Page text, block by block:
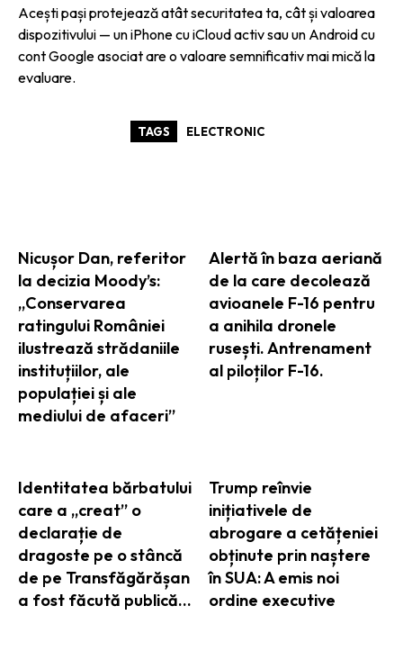
Nicușor Dan, referitor
la decizia Moody’s:
„Conservarea
ratingului României
ilustrează strădaniile
instituțiilor, ale
populației și ale
mediului de afaceri”
Alertă în baza aeriană
de la care decolează
avioanele F-16 pentru
a anihila dronele
rusești. Antrenament
al piloților F-16.
Identitatea bărbatului
care a „creat” o
declarație de
dragoste pe o stâncă
de pe Transfăgărășan
a fost făcută publică…
Trump reînvie
inițiativele de
abrogare a cetățeniei
obținute prin naștere
în SUA: A emis noi
ordine executive
Acești pași protejează atât securitatea ta, cât și valoarea
dispozitivului — un iPhone cu iCloud activ sau un Android cu
cont Google asociat are o valoare semnificativ mai mică la
evaluare.
TAGS ELECTRONIC